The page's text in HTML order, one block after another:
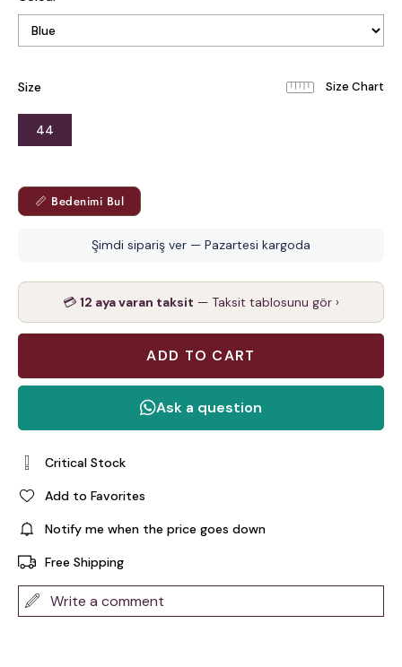
Size
44
📏 Bedenimi Bul
Şimdi sipariş ver — Pazartesi kargoda
💳 12 aya varan taksit — Taksit tablosunu gör ›
Critical Stock
Add to Favorites
Notify me when the price goes down
Free Shipping
Write a comment